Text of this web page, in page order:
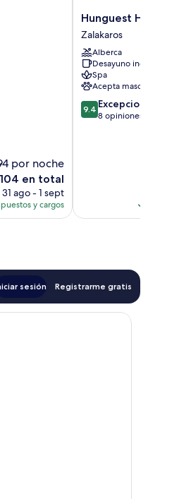
por noche
en total
31 ago - 1 sept
y cargos
Hunguest
Hotel
Freya
Zalakaros
Hunguest Hotel
Zalakaros
Alberca
Desayuno incluido
Spa
Acepta mascotas
9.4
de
9.4 Excepcional
8 opiniones
sesión Registrarme gratis